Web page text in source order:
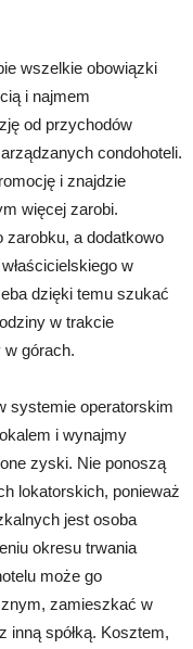
wszelkie obowiązki
i najmem
od przychodów
condohoteli.
i znajdzie
więcej zarobi.
zarobku, a dodatkowo
w
dzięki temu szukać
w trakcie
w górach.
systemie operatorskim
i wynajmy
zyski. Nie ponoszą
lokatorskich, ponieważ
jest osoba
okresu trwania
może go
zamieszkać w
inną spółką. Kosztem,